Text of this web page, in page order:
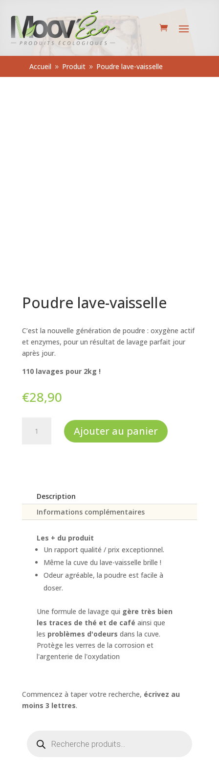
Accueil 9 Produit 9 Poudre lave-vaisselle
Poudre lave-vaisselle
C’est la nouvelle génération de poudre : oxygène actif
et enzymes, pour un résultat de lavage parfait jour
après jour.
110 lavages pour 2kg !
€28,90
Ajouter au panier
Description
Informations complémentaires
Les + du produit
Un rapport qualité / prix exceptionnel.
Même la cuve du lave-vaisselle brille !
Odeur agréable, la poudre est facile à
doser.
Une formule de lavage qui gère très bien
les traces de thé et de café ainsi que
les problèmes d'odeurs dans la cuve.
Protège les verres de la corrosion et
l'argenterie de l'oxydation
Commencez à taper votre recherche, écrivez au
moins 3 lettres.
produits